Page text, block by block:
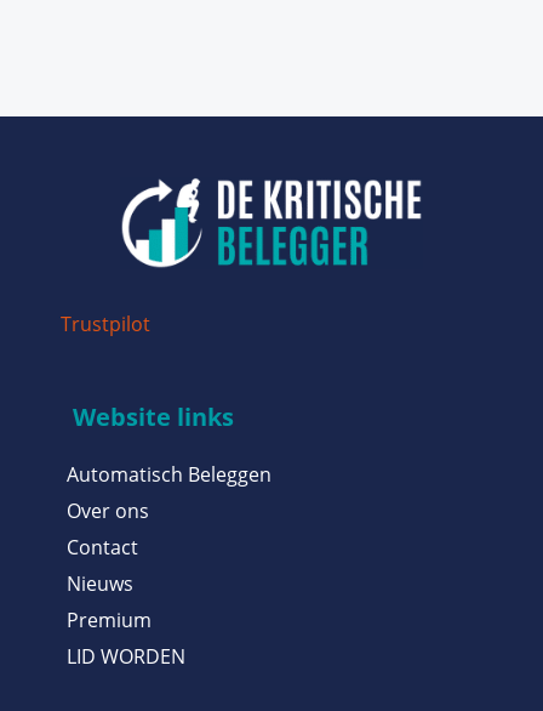
Trustpilot
Website links
Automatisch Beleggen
Over ons
Contact
Nieuws
Premium
LID WORDEN